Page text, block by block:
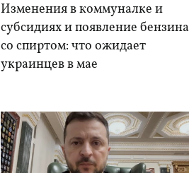
Изменения в коммуналке и
субсидиях и появление бензина
со спиртом: что ожидает
украинцев в мае